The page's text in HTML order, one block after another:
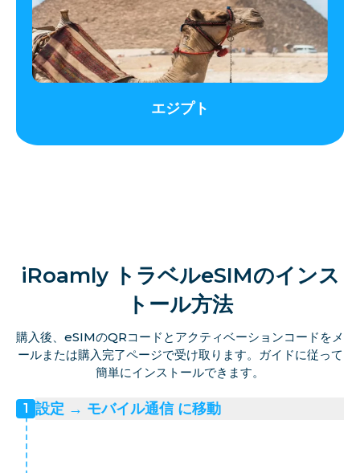
エジプト
iRoamly トラベルeSIMのインス
トール方法
購入後、eSIMのQRコードとアクティベーションコードをメ
ールまたは購入完了ページで受け取ります。ガイドに従って
簡単にインストールできます。
1 設定 → モバイル通信 に移動